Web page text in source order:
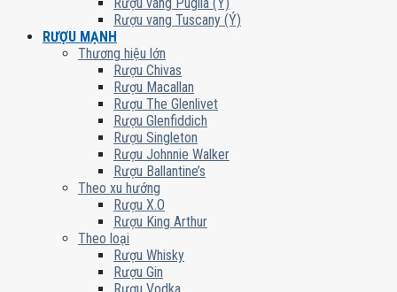
Rượu vang Puglia (Ý)
Rượu vang Tuscany (Ý)
RƯỢU MẠNH
Thương hiệu lớn
Rượu Chivas
Rượu Macallan
Rượu The Glenlivet
Rượu Glenfiddich
Rượu Singleton
Rượu Johnnie Walker
Rượu Ballantine’s
Theo xu hướng
Rượu X.O
Rượu King Arthur
Theo loại
Rượu Whisky
Rượu Gin